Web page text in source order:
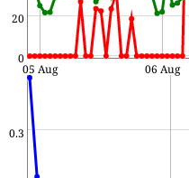
0
20
05 Aug 06 Aug
0.3